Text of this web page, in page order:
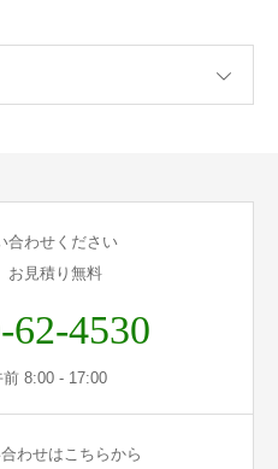
合わせください
お見積り無料
62-4530
8:00 - 17:00
わせはこちらから